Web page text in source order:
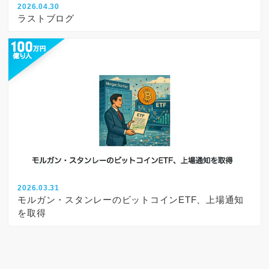
2026.04.30
ラストブログ
2026.03.31
モルガン・スタンレーのビットコインETF、上場通知
を取得